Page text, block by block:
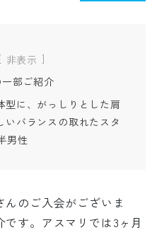
[
]
部ご紹介
型に、がっしりとした肩
いバランスの取れたスタ
男性
のご入会がございま
す。アスマリでは3ヶ月